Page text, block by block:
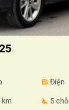
local_gas_station Điện
km airline_seat_recline_extra 5 chỗ